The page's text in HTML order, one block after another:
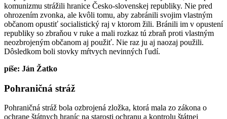
komunizmu strážili hranice Česko-slovenskej republiky. Nie pred
ohrozením zvonka, ale kvôli tomu, aby zabránili svojim vlastným
občanom opustiť socialistický raj v ktorom žili. Bránili im v opustení
republiky so zbraňou v ruke a mali rozkaz tú zbraň proti vlastným
neozbrojeným občanom aj použiť. Nie raz ju aj naozaj použili.
Dôsledkom boli stovky mŕtvych nevinných ľudí.
píše: Ján Žatko
Pohraničná stráž
Pohraničná stráž bola ozbrojená zložka, ktorá mala zo zákona o
ochrane štátnych hraníc na starosti ochranu a kontrolu štátnej